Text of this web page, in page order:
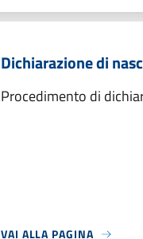
Dichiarazione di
Procedimento di
VAI ALLA PAGINA